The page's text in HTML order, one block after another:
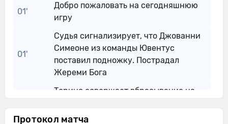
01'
Добро пожаловать на сегодняшнюю
игру
01'
Судья сигнализирует, что Джованни
Симеоне из команды Ювентус
поставил подножку. Пострадал
Жереми Бога
01'
Торино совершает вбрасывание на
Судья сигнализирует, что Ллойд
Протокол матча